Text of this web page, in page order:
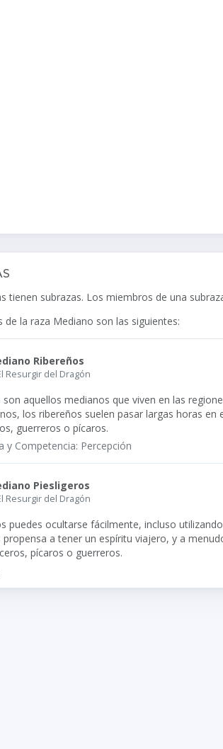
tienen subrazas. Los miembros de una
de la raza Mediano son las siguientes:
Ribereños
Resurgir del Dragón
aquellos medianos que viven en las
los ribereños suelen pasar largas horas
guerreros o pícaros.
y Competencia: Percepción
Piesligeros
Resurgir del Dragón
puedes ocultarse fácilmente, incluso
a tener un espíritu viajero, y a
pícaros o guerreros.